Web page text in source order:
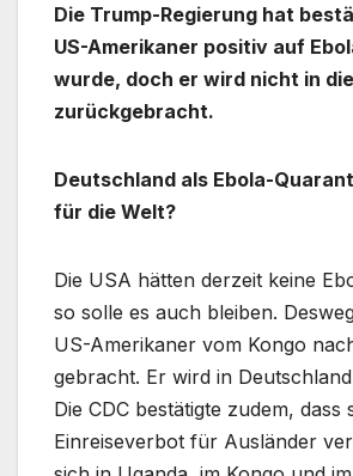
Die Trump-Regierung hat
US-Amerikaner positiv auf
wurde, doch er wird nicht in
zurückgebracht.
Deutschland als Ebola-
für die Welt?
Die USA hätten derzeit keine
so solle es auch bleiben.
US-Amerikaner vom Kongo
gebracht. Er wird in
Die CDC bestätigte zudem, dass
Einreiseverbot für Ausländer